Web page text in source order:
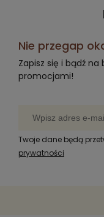
Nie przegap
Zapisz się i bądź
promocjami!
Twoje dane będą
prywatności